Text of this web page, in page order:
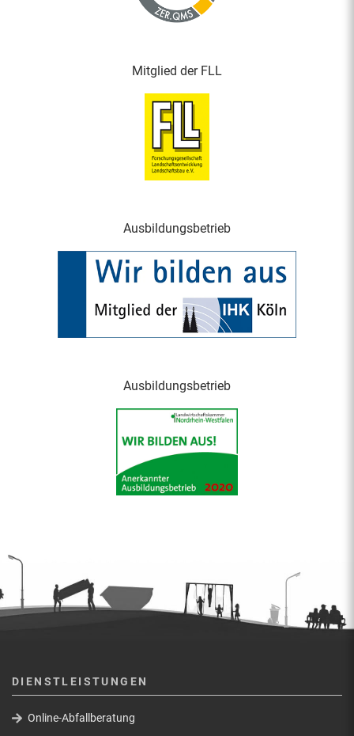
Mitglied der FLL
Ausbildungsbetrieb
Ausbildungsbetrieb
DIENSTLEISTUNGEN
Online-Abfallberatung